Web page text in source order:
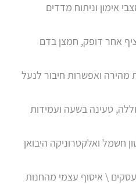
150 מצבי אימון וניתוח מדדים
אחר דופק, חמצן בדם
מהירה ואפשרות חיבור לנעל
סוללה, טעינה בשעה ועמידות
חשמל ואלקטרוניקה היבואן
משלוח עד 7 ימי עסקים \ איסוף עצמי מהחנות